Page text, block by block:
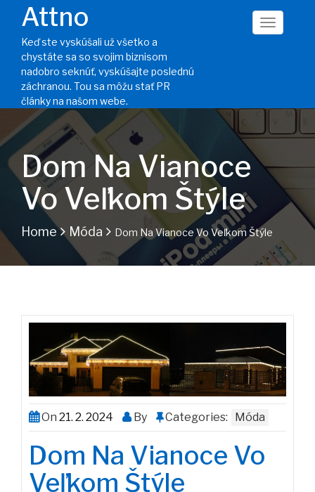
Attno
Keď ste vyskúšali už všetko a
chystáte sa so svojim biznisom
nadobro seknúť, vyskúšajte poslednú
záchranou. Tou sa môžu stať PR
články na našom webe.
Dom Na Vianoce
Vo Veľkom Štýle
Home Móda Dom Na Vianoce Vo Veľkom Štýle
On 21. 2. 2024 By Categories: Móda
Dom Na Vianoce Vo
Veľkom Štýle